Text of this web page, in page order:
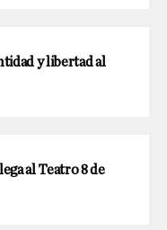
y libertad al
al Teatro 8 de